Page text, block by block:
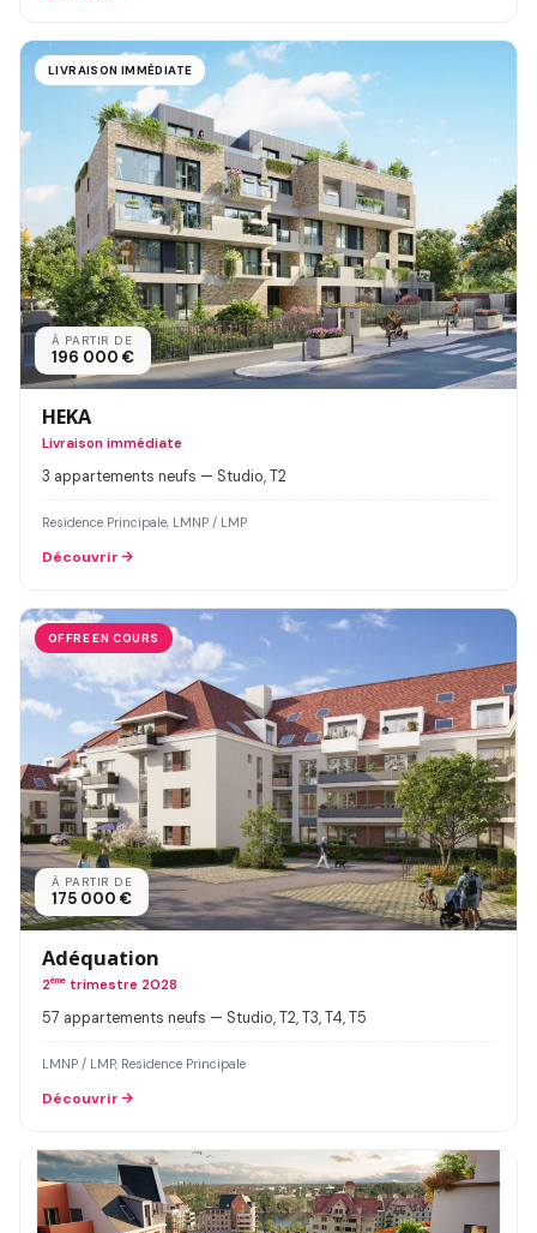
LIVRAISON IMMÉDIATE
À PARTIR DE
196 000 €
HEKA
Livraison immédiate
3 appartements neufs — Studio, T2
Residence Principale, LMNP / LMP
Découvrir
OFFRE EN COURS
À PARTIR DE
175 000 €
Adéquation
2ème trimestre 2028
57 appartements neufs — Studio, T2, T3, T4, T5
LMNP / LMP, Residence Principale
Découvrir